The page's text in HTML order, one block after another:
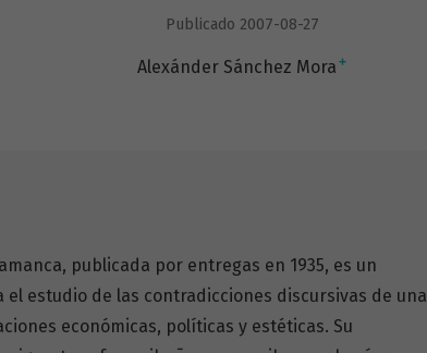
Publicado 2007-08-27
Alexánder Sánchez Mora +
publicada por entregas en 1935, es un
estudio de las contradicciones discursivas de una
económicas, políticas y estéticas. Su